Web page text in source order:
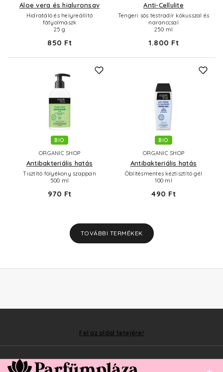
Aloe vera és hialuronsav
Hidratáló és helyreállító
fátyolmaszk
25 g
850 Ft
Anti-Cellulite
Tengeri sós testradír kókusszal és
naranccsal
250 ml
1.800 Ft
BIO
ORGANIC SHOP
Antibakteriális hatás
Tisztító folyékony szappan
500 ml
970 Ft
BIO
ORGANIC SHOP
Antibakteriális hatás
Öblítésmentes kéztisztító gél
100 ml
490 Ft
TOVÁBBI TERMÉKEK
Fel az oldal tetejére!